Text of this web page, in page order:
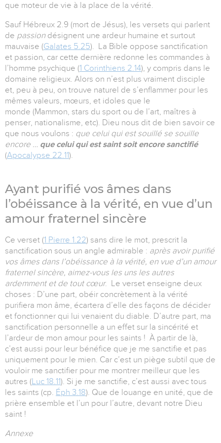
que moteur de vie à la place de la vérité.
Sauf Hébreux 2.9 (mort de Jésus), les versets qui parlent
de passiondésignent une ardeur humaine et surtout
mauvaise (Galates 5.25). La Bible oppose sanctification
et passion, car cette dernière redonne les commandes à
l’homme psychique (1 Corinthiens 2.14), y compris dans le
domaine religieux. Alors on n’est plus vraiment disciple
et, peu à peu, on trouve naturel de s’enflammer pour les
mêmes valeurs, mœurs, et idoles que le
monde (Mammon, stars du sport ou de l’art, maîtres à
penser, nationalisme, etc). Dieu nous dit de bien savoir ce
que nous voulons : que celui qui est souillé se souille
encore … que celui qui est saint soit encore sanctifié
(Apocalypse 22.11).
Ayant purifié vos âmes dans
l’obéissance à la vérité, en vue d’un
amour fraternel sincère
Ce verset (1 Pierre 1.22) sans dire le mot, prescrit la
sanctification sous un angle admirable : après avoir purifié
vos âmes dans l’obéissance à la vérité, en vue d’un amour
fraternel sincère, aimez-vous les uns les autres
ardemment et de tout cœur. Le verset enseigne deux
choses : D’une part, obéir concrètement à la vérité
purifiera mon âme, écartera d’elle des façons de décider
et fonctionner qui lui venaient du diable. D’autre part, ma
sanctification personnelle a un effet sur la sincérité et
l’ardeur de mon amour pour les saints ! À partir de là,
c’est aussi pour leur bénéfice que je me sanctifie et pas
uniquement pour le mien. Car c’est un piège subtil que de
vouloir me sanctifier pour me montrer meilleur que les
autres (Luc 18.11). Si je me sanctifie, c’est aussi avec tous
les saints (cp. Éph 3.18). Que de louange en unité, que de
prière ensemble et l’un pour l’autre, devant notre Dieu
saint !
Annexe